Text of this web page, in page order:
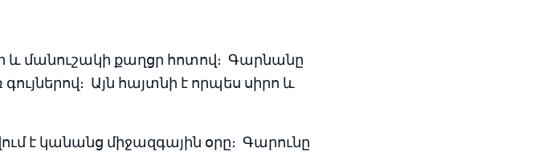
և մանուշակի քաղցր հոտով։ Գարնանը
Այն հայտնի է որպես սիրո և
է կանանց միջազգային օրը։ Գարունը